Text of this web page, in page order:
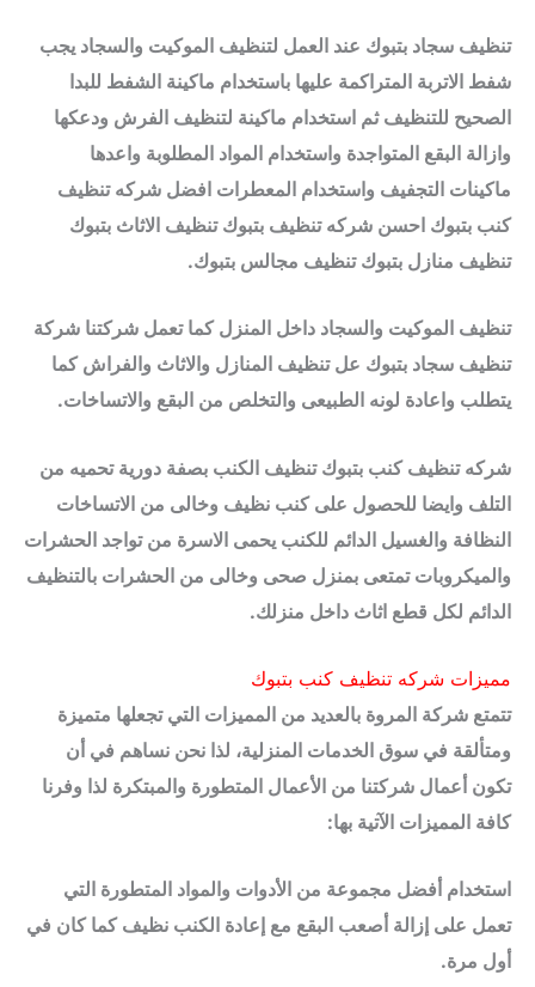
تنظيف سجاد بتبوك عند العمل لتنظيف الموكيت والسجاد يجب
شفط الاتربة المتراكمة عليها باستخدام ماكينة الشفط للبدا
الصحيح للتنظيف ثم استخدام ماكينة لتنظيف الفرش ودعكها
وازالة البقع المتواجدة واستخدام المواد المطلوبة واعدها
ماكينات التجفيف واستخدام المعطرات افضل شركه تنظيف
كنب بتبوك احسن شركه تنظيف بتبوك تنظيف الاثاث بتبوك
تنظيف منازل بتبوك تنظيف مجالس بتبوك.
تنظيف الموكيت والسجاد داخل المنزل كما تعمل شركتنا شركة
تنظيف سجاد بتبوك عل تنظيف المنازل والاثاث والفراش كما
يتطلب واعادة لونه الطبيعى والتخلص من البقع والاتساخات.
شركه تنظيف كنب بتبوك تنظيف الكنب بصفة دورية تحميه من
التلف وايضا للحصول على كنب نظيف وخالى من الاتساخات
النظافة والغسيل الدائم للكنب يحمى الاسرة من تواجد الحشرات
والميكروبات تمتعى بمنزل صحى وخالى من الحشرات بالتنظيف
الدائم لكل قطع اثاث داخل منزلك.
مميزات شركه تنظيف كنب بتبوك
تتمتع شركة المروة بالعديد من المميزات التي تجعلها متميزة
ومتألقة في سوق الخدمات المنزلية، لذا نحن نساهم في أن
تكون أعمال شركتنا من الأعمال المتطورة والمبتكرة لذا وفرنا
كافة المميزات الآتية بها:
استخدام أفضل مجموعة من الأدوات والمواد المتطورة التي
تعمل على إزالة أصعب البقع مع إعادة الكنب نظيف كما كان في
أول مرة.